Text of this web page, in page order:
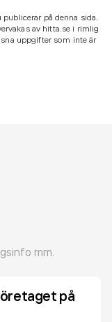
på denna sida.
av hitta.se i rimlig
uppgifter som inte är
mm.
på